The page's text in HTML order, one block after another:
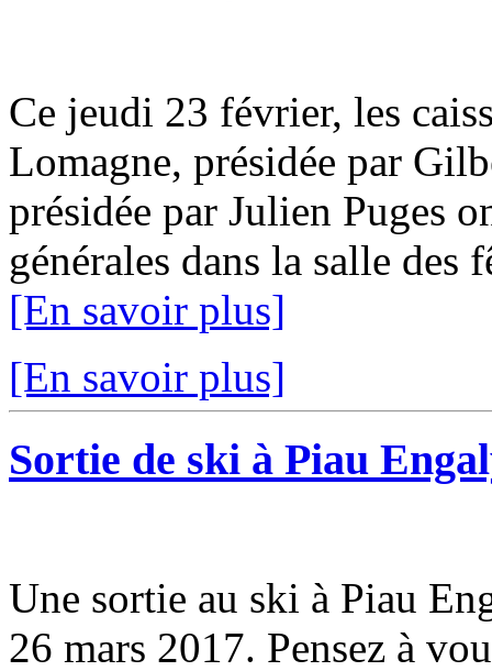
Ce jeudi 23 février, les
Lomagne, présidée par
présidée par Julien Puges
générales dans la salle
[En savoir plus]
[En savoir plus]
Sortie de ski à Piau
Une sortie au ski à Piau
26 mars 2017. Pensez à